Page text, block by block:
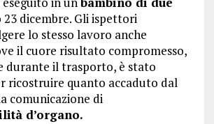
23 dicembre. Gli ispettori
lo stesso lavoro anche
il cuore risultato compromesso,
durante il trasporto, è stato
ricostruire quanto accaduto dal
comunicazione di
d’organo.